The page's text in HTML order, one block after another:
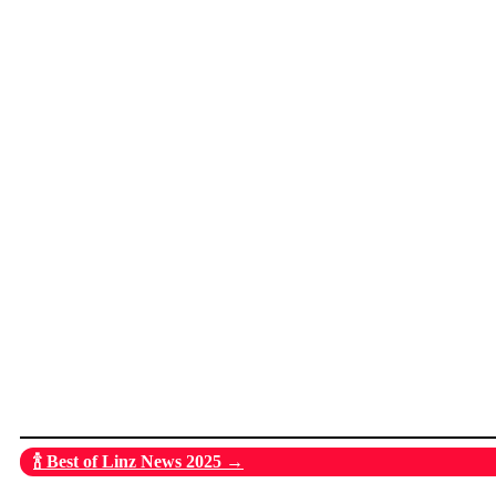
🍾 Best of Linz News 2025 →